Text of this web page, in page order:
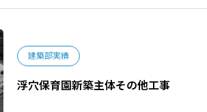
建築部実績
浮穴保育園新築主体その他工事